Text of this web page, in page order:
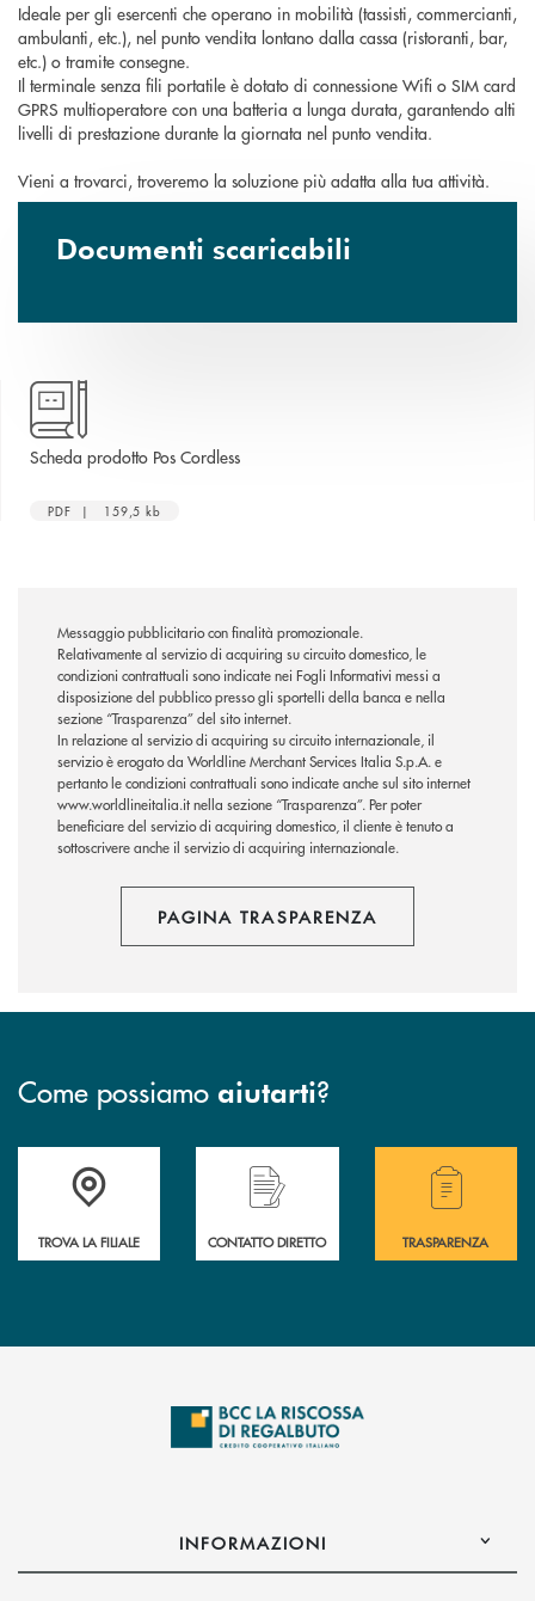
Ideale per gli esercenti che operano in mobilità (tassisti, commercianti,
ambulanti, etc.), nel punto vendita lontano dalla cassa (ristoranti, bar,
etc.) o tramite consegne.
Il terminale senza fili portatile è dotato di connessione Wifi o SIM card
GPRS multioperatore con una batteria a lunga durata, garantendo alti
livelli di prestazione durante la giornata nel punto vendita.
Vieni a trovarci, troveremo la soluzione più adatta alla tua attività.
Documenti scaricabili
Scheda prodotto Pos Cordlessapre una nuova finestra
PDF | 159,5 kb
Messaggio pubblicitario con finalità promozionale.
Relativamente al servizio di acquiring su circuito domestico, le
condizioni contrattuali sono indicate nei Fogli Informativi messi a
disposizione del pubblico presso gli sportelli della banca e nella
sezione “Trasparenza” del sito internet.
In relazione al servizio di acquiring su circuito internazionale, il
servizio è erogato da Worldline Merchant Services Italia S.p.A. e
pertanto le condizioni contrattuali sono indicate anche sul sito internet
www.worldlineitalia.it nella sezione “Trasparenza”. Per poter
beneficiare del servizio di acquiring domestico, il cliente è tenuto a
sottoscrivere anche il servizio di acquiring internazionale.
PAGINA TRASPARENZA
Come possiamo aiutarti?
Accedi all' elenco completo delle filiali della Bcc
TROVA LA FILIALE
Hai bisogno di assistenza immediata?
CONTATTO DIRETTO
Hai bisogno di
TRASPARENZA
INFORMAZIONI